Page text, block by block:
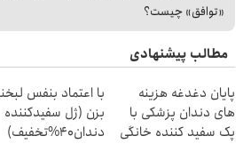
«توافق» چیست؟
مطالب پیشنهادی
پایان دغدغه هزینه
های دندان پزشکی با
پک سفید کننده خانگی
با اعتماد بنفس
بزن (ژل سفیدکننده
دندان40%تخفیف)